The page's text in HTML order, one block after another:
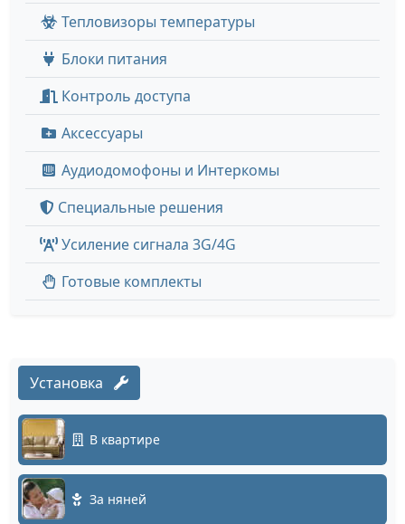
Тепловизоры температуры
Блоки питания
Контроль доступа
Аксессуары
Аудиодомофоны и Интеркомы
Специальные решения
Усиление сигнала 3G/4G
Готовые комплекты
Установка
В квартире
За няней